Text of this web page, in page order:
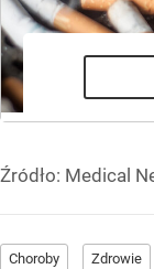
Wiele
Nie palę
Źródło: Medical
Choroby Zdrowie